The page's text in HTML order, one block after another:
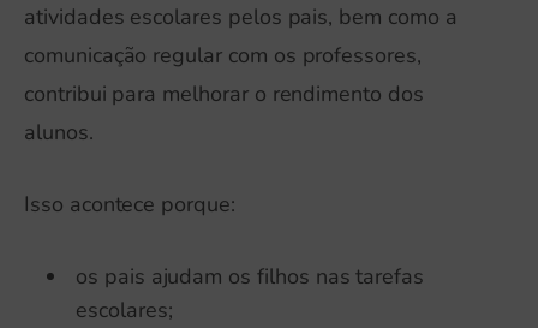
atividades escolares pelos pais, bem como a
comunicação regular com os professores,
contribui para melhorar o rendimento dos
alunos.
Isso acontece porque:
os pais ajudam os filhos nas tarefas
escolares;